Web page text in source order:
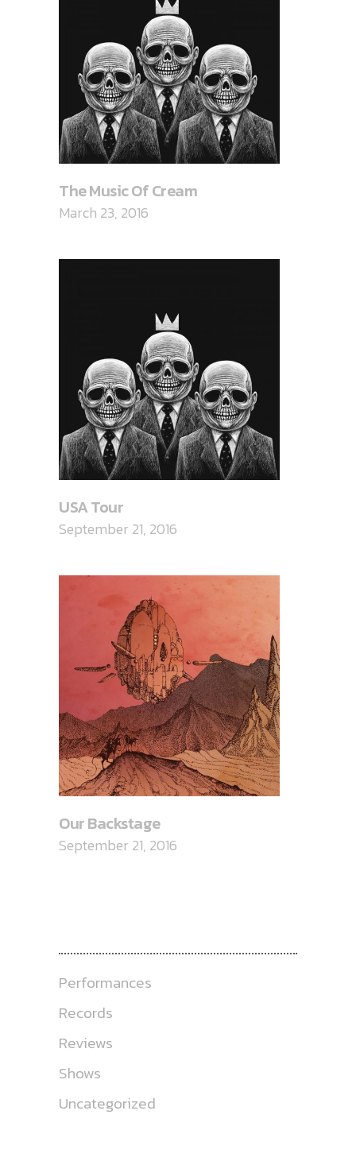
The Music Of Cream
March 23, 2016
USA Tour
September 21, 2016
Our Backstage
September 21, 2016
Performances
Records
Reviews
Shows
Uncategorized